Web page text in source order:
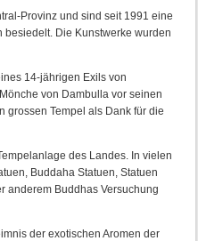
Provinz und sind seit 1991 eine
besiedelt. Die Kunstwerke wurden
14-jährigen Exils von
von Dambulla vor seinen
grossen Tempel als Dank für die
des Landes. In vielen
Buddaha Statuen, Statuen
anderem Buddhas Versuchung
der exotischen Aromen der